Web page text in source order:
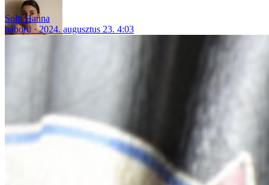
Solti Hanna
háború
2024. augusztus 23. 4:03